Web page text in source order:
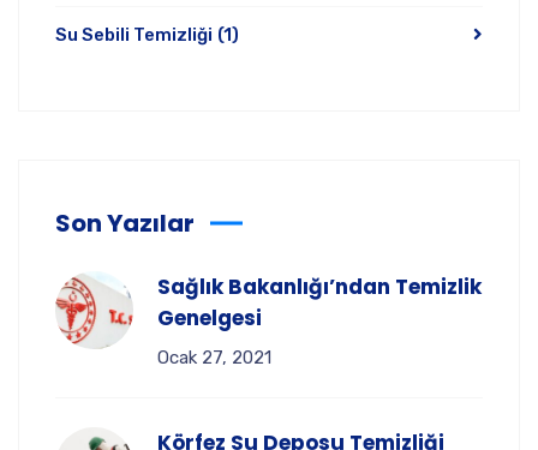
Su Sebili Temizliği (1)
Son Yazılar
Sağlık Bakanlığı’ndan Temizlik
Genelgesi
Ocak 27, 2021
Körfez Su Deposu Temizliği